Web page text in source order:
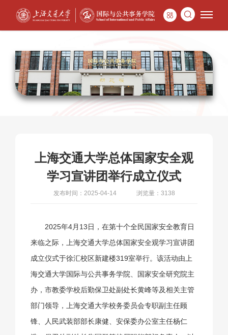
上海交通大学总体国家安全观
学习宣讲团举行成立仪式
发布时间：2025-04-14 浏览量：3138
2025年4月13日，在第十个全民国家安全教育日
来临之际，上海交通大学总体国家安全观学习宣讲团
成立仪式于徐汇校区新建楼319室举行。该活动由上
海交通大学国际与公共事务学院、国家安全研究院主
办，市教委学校后勤保卫处副处长黄峰等及相关主管
部门领导，上海交通大学校务委员会专职副主任顾
锋、人民武装部部长康健、安保委办公室主任杨仁